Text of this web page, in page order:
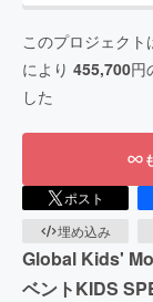
このプロジェクト
により 455,700円
した
ポスト
埋め込み
Global Kids'
ベントKIDS